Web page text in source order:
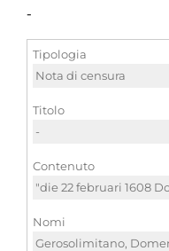
-
Tipologia
Nota di censura
Titolo
-
Contenuto
"die 22 februari 1608
Nomi
Gerosolimitano,